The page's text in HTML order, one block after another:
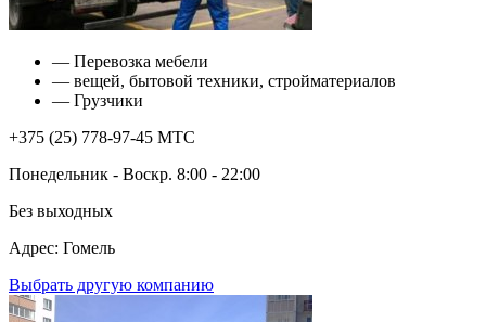
— Перевозка мебели
— вещей, бытовой техники, стройматериалов
— Грузчики
+375 (25) 778-97-45 МТС
Понедельник - Воскр. 8:00 - 22:00
Без выходных
Адрес: Гомель
Выбрать другую компанию